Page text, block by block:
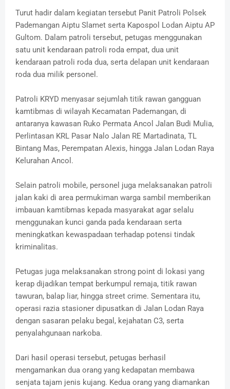
Turut hadir dalam kegiatan tersebut Panit Patroli Polsek
Pademangan Aiptu Slamet serta Kapospol Lodan Aiptu AP
Gultom. Dalam patroli tersebut, petugas menggunakan
satu unit kendaraan patroli roda empat, dua unit
kendaraan patroli roda dua, serta delapan unit kendaraan
roda dua milik personel.
Patroli KRYD menyasar sejumlah titik rawan gangguan
kamtibmas di wilayah Kecamatan Pademangan, di
antaranya kawasan Ruko Permata Ancol Jalan Budi Mulia,
Perlintasan KRL Pasar Nalo Jalan RE Martadinata, TL
Bintang Mas, Perempatan Alexis, hingga Jalan Lodan Raya
Kelurahan Ancol.
Selain patroli mobile, personel juga melaksanakan patroli
jalan kaki di area permukiman warga sambil memberikan
imbauan kamtibmas kepada masyarakat agar selalu
menggunakan kunci ganda pada kendaraan serta
meningkatkan kewaspadaan terhadap potensi tindak
kriminalitas.
Petugas juga melaksanakan strong point di lokasi yang
kerap dijadikan tempat berkumpul remaja, titik rawan
tawuran, balap liar, hingga street crime. Sementara itu,
operasi razia stasioner dipusatkan di Jalan Lodan Raya
dengan sasaran pelaku begal, kejahatan C3, serta
penyalahgunaan narkoba.
Dari hasil operasi tersebut, petugas berhasil
mengamankan dua orang yang kedapatan membawa
senjata tajam jenis kujang. Kedua orang yang diamankan